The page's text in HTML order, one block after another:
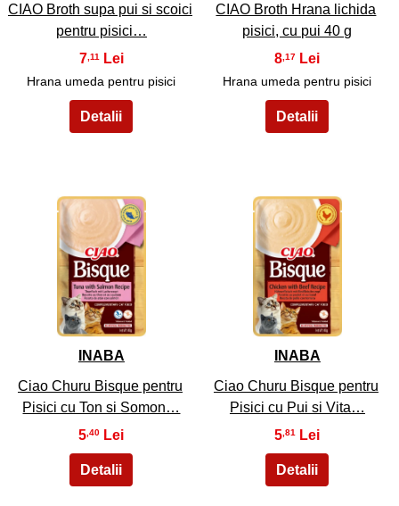
CIAO Broth supa pui si scoici
pentru pisici…
7,11
Hrana umeda pentru pisici
CIAO Broth Hrana lichida
pisici, cu pui 40 g
8 ,17
Hrana umeda pentru pisici
21
INABA
Ciao Churu Bisque pentru
Pisici cu Ton si Somon…
5,40
22
INABA
Ciao Churu Bisque pentru
Pisici cu Pui si Vita…
5,81